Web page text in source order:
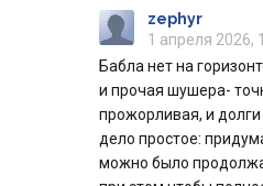
zephyr
1 апреля 2026,
Бабла нет на
и прочая шушера-
прожорливая, и
дело простое:
можно было